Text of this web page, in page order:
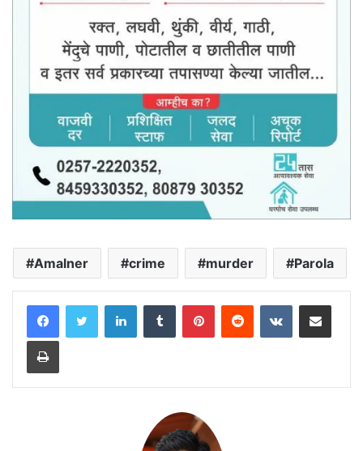
Amalner crime murder Parola
LinkedInTumblr PinterestReddit VKontakteShare via Email
Print